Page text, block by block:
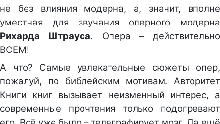
не без влияния модерна, а, значит, вполне
уместная для звучания оперного модерна
Рихарда Штрауса. Опера – действительно
ВСЕМ!
А что? Самые увлекательные сюжеты опер,
пожалуй, по библейским мотивам. Авторитет
Книги книг вызывает неизменный интерес, а
современные прочтения только подогревают